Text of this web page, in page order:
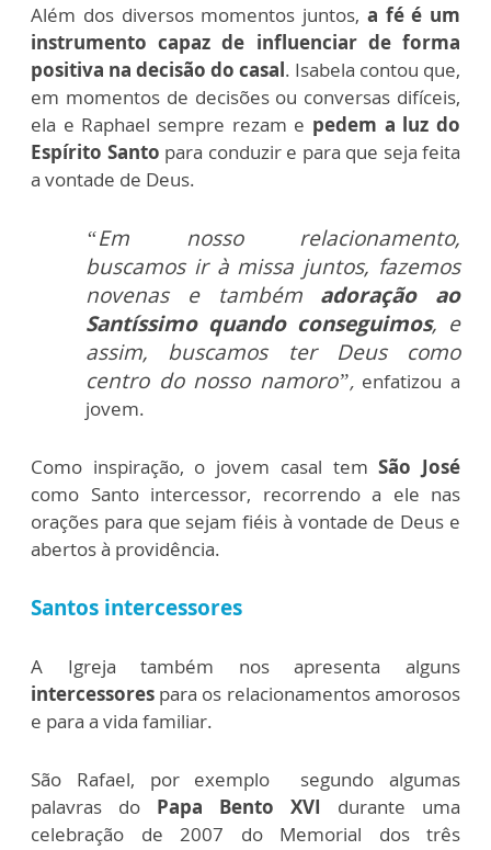
Além dos diversos momentos juntos, a fé é um
instrumento capaz de influenciar de forma
positiva na decisão do casal. Isabela contou que,
em momentos de decisões ou conversas difíceis,
ela e Raphael sempre rezam e pedem a luz do
Espírito Santo para conduzir e para que seja feita
a vontade de Deus.
“Em nosso relacionamento,
buscamos ir à missa juntos, fazemos
novenas e também adoração ao
Santíssimo quando conseguimos, e
assim, buscamos ter Deus como
centro do nosso namoro”, enfatizou a
jovem.
Como inspiração, o jovem casal temSão José
como Santo intercessor, recorrendo a ele nas
orações para que sejam fiéis à vontade de Deus e
abertos à providência.
Santos intercessores
A Igreja também nos apresenta alguns
intercessores para os relacionamentos amorosos
e para a vida familiar.
São Rafael, por exemplo segundo algumas
palavras do Papa Bento XVI durante uma
celebração de 2007 do Memorial dos três